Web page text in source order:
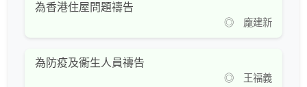
為香港住屋問題禱告
◎ 龐建新
為防疫及衞生人員禱告
◎ 王福義